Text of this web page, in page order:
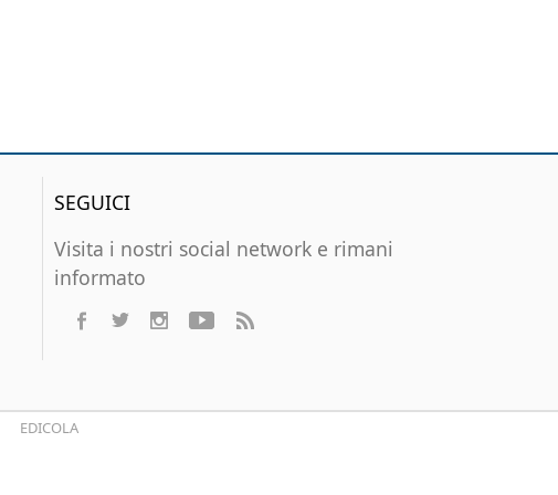
SEGUICI
Visita i nostri social network e rimani
informato
EDICOLA